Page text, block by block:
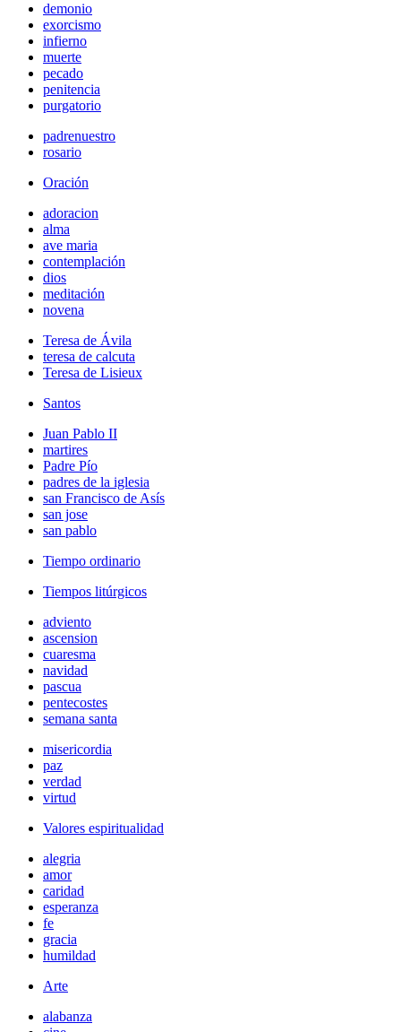
demonio
exorcismo
infierno
muerte
pecado
penitencia
purgatorio
padrenuestro
rosario
Oración
adoracion
alma
ave maria
contemplación
dios
meditación
novena
Teresa de Ávila
teresa de calcuta
Teresa de Lisieux
Santos
Juan Pablo II
martires
Padre Pío
padres de la iglesia
san Francisco de Asís
san jose
san pablo
Tiempo ordinario
Tiempos litúrgicos
adviento
ascension
cuaresma
navidad
pascua
pentecostes
semana santa
misericordia
paz
verdad
virtud
Valores espiritualidad
alegria
amor
caridad
esperanza
fe
gracia
humildad
Arte
alabanza